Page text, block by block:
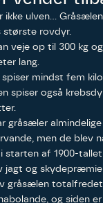
ikke ulven…
største rovdyr.
veje op til 300 kg
lang.
spiser mindst fem
spiser også
gråsæler
men de blev
starten af 1900-tallet
jagt og
gråsælen totalfredet
og siden
må gerne
og andre
persondata@dn.dk
Skriv under nu
må gerne
og andre
persondata@dn.dk
Skriv under nu
må gerne
og andre
persondata@dn.dk
Skriv under nu